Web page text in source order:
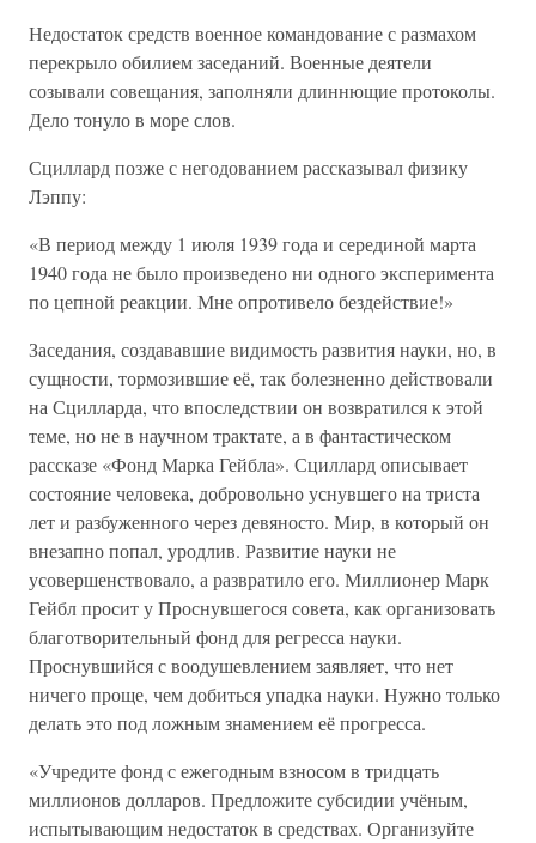
Недостаток средств военное командование с размахом
перекрыло обилием заседаний. Военные деятели
созывали совещания, заполняли длиннющие протоколы.
Дело тонуло в море слов.
Сциллард позже с негодованием рассказывал физику
Лэппу:
«В период между 1 июля 1939 года и серединой марта
1940 года не было произведено ни одного эксперимента
по цепной реакции. Мне опротивело бездействие!»
Заседания, создававшие видимость развития науки, но, в
сущности, тормозившие её, так болезненно действовали
на Сцилларда, что впоследствии он возвратился к этой
теме, но не в научном трактате, а в фантастическом
рассказе «Фонд Марка Гейбла». Сциллард описывает
состояние человека, добровольно уснувшего на триста
лет и разбуженного через девяносто. Мир, в который он
внезапно попал, уродлив. Развитие науки не
усовершенствовало, а развратило его. Миллионер Марк
Гейбл просит у Проснувшегося совета, как организовать
благотворительный фонд для регресса науки.
Проснувшийся с воодушевлением заявляет, что нет
ничего проще, чем добиться упадка науки. Нужно только
делать это под ложным знамением её прогресса.
«Учредите фонд с ежегодным взносом в тридцать
миллионов долларов. Предложите субсидии учёным,
испытывающим недостаток в средствах. Организуйте